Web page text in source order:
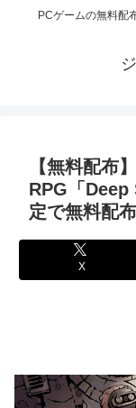
PCゲームの無料配
【無料配布
RPG「
定で無料配
X